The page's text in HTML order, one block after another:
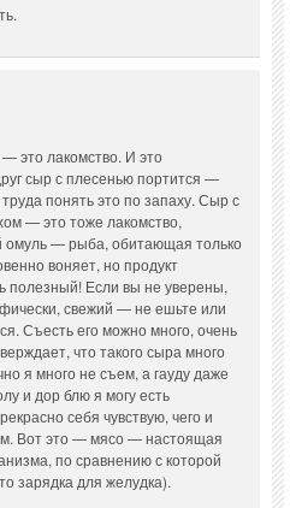
это лакомство. И это
сыр с плесенью портится —
труда понять это по запаху. Сыр с
— это тоже лакомство,
омуль — рыба, обитающая только
воняет, но продукт
полезный! Если вы не уверены,
свежий — не ешьте или
Съесть его можно много, очень
что такого сыра много
я много не съем, а гауду даже
и дор блю я могу есть
себя чувствую, чего и
Вот это — мясо — настоящая
по сравнению с которой
зарядка для желудка).